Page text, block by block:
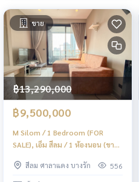
ขาย
฿13,290,000
฿9,500,000
M Silom / 1 Bedroom (FOR
SALE), เอ็ม สีลม / 1 ห้องนอน (ขาย)
สีลม ศาลาแดง บางรัก
556